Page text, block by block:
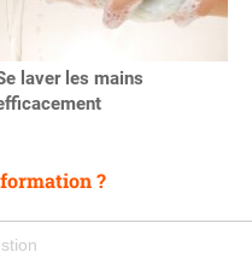
laver les mains
?